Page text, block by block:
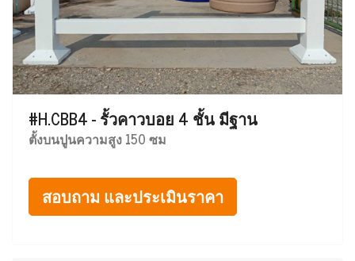
#H.CBB4 - รั้วคาวบอย 4 ชั้น มีฐาน
ตั้งบนปูนความสูง 150 ซม
สอบถาม และประเมินราคา